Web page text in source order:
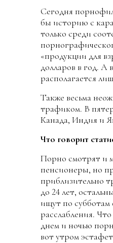
Сегодня
бы историю с
только среди
«продукции для
долларов в год. А
располагается
Также весьма
трафиком. В
Канада, Индия и
Что говорит
Порно смотрят и
пенсионеры, но
приблизительно
до 24 лет,
ищут по субботам
расслабления.
днем и ночью
вот утром